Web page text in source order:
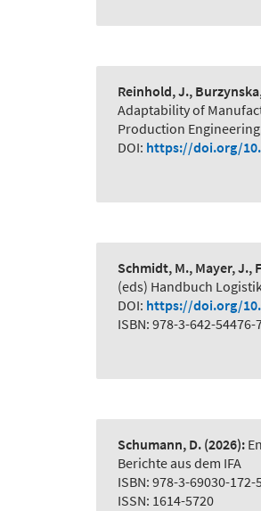
Reinhold, J.,
Adaptability of
Production
DOI: https://doi.org/
Schmidt, M., Mayer, J.,
(eds) Handbuch
DOI: https://doi.org/
ISBN: 978-3-642-54476-
Schumann, D. (2026):
Berichte aus dem IFA
ISBN: 978-3-69030-172-5
ISSN: 1614-5720